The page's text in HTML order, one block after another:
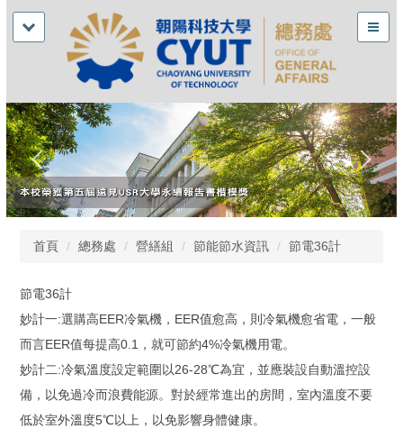
首頁 總務處 營繕組 節能節水資訊 節電36計
節電36計
妙計一:選購高EER冷氣機，EER值愈高，則冷氣機愈省電，一般
而言EER值每提高0.1，就可節約4%冷氣機用電。
妙計二:冷氣溫度設定範圍以26-28℃為宜，並應裝設自動溫控設
備，以免過冷而浪費能源。對於經常進出的房間，室內溫度不要
低於室外溫度5℃以上，以免影響身體健康。